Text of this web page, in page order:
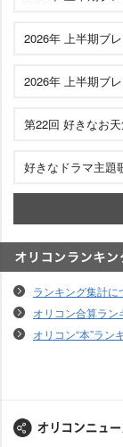
2026年 上半期ブ
2026年 上半期ブ
第22回 好きなお
好きなドラマ主題
ランキング集計に
オリコン合算ラン
オリコン“本”ラン